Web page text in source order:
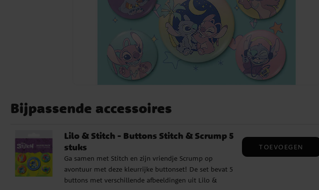
Bijpassende accessoires
Lilo & Stitch - Buttons Stitch & Scrump 5
stuks
Ga samen met Stitch en zijn vriendje Scrump op
avontuur met deze kleurrijke buttonset! De set bevat 5
buttons met verschillende afbeeldingen uit Lilo &
TOEVOEGEN